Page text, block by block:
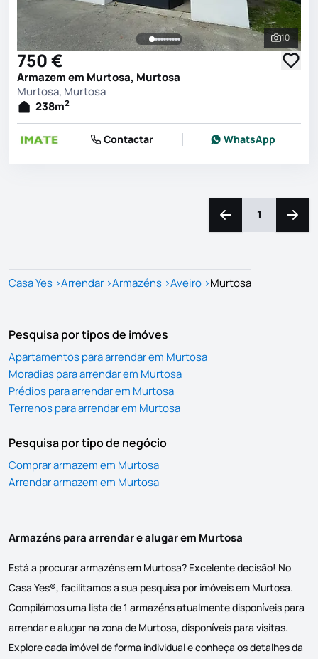
Ver
10
750 €
Armazem em Murtosa, Murtosa
Murtosa, Murtosa
238m2
Contactar WhatsApp
Navegação para a
1
Casa Yes >Arrendar >Armazéns >Aveiro >Murtosa
Pesquisa por tipos de imóves
Apartamentos para arrendar em Murtosa
Moradias para arrendar em Murtosa
Prédios para arrendar em Murtosa
Terrenos para arrendar em Murtosa
Pesquisa por tipo de negócio
Comprar armazem em Murtosa
Arrendar armazem em Murtosa
Armazéns para arrendar e alugar em Murtosa
Está a procurar armazéns em Murtosa? Excelente decisão! No
Casa Yes®, facilitamos a sua pesquisa por imóveis em Murtosa.
Compilámos uma lista de 1 armazéns atualmente disponíveis para
arrendar e alugar na zona de Murtosa, disponíveis para visitas.
Explore cada imóvel de forma individual e conheça os detalhes da